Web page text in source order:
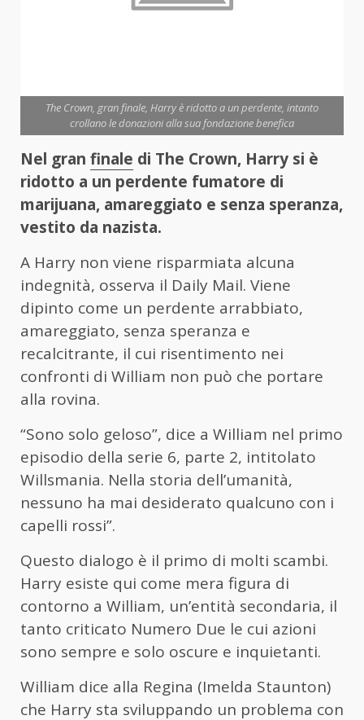
The Crown, gran finale, Harry è ridotto a un perdente, intanto
crollano le donazioni alla sua fondazione benefica
Nel gran finale di The Crown, Harry si è
ridotto a un perdente fumatore di
marijuana, amareggiato e senza speranza,
vestito da nazista.
A Harry non viene risparmiata alcuna
indegnità, osserva il Daily Mail. Viene
dipinto come un perdente arrabbiato,
amareggiato, senza speranza e
recalcitrante, il cui risentimento nei
confronti di William non può che portare
alla rovina.
“Sono solo geloso”, dice a William nel primo
episodio della serie 6, parte 2, intitolato
Willsmania. Nella storia dell’umanità,
nessuno ha mai desiderato qualcuno con i
capelli rossi”.
Questo dialogo è il primo di molti scambi.
Harry esiste qui come mera figura di
contorno a William, un’entità secondaria, il
tanto criticato Numero Due le cui azioni
sono sempre e solo oscure e inquietanti.
William dice alla Regina (Imelda Staunton)
che Harry sta sviluppando un problema con